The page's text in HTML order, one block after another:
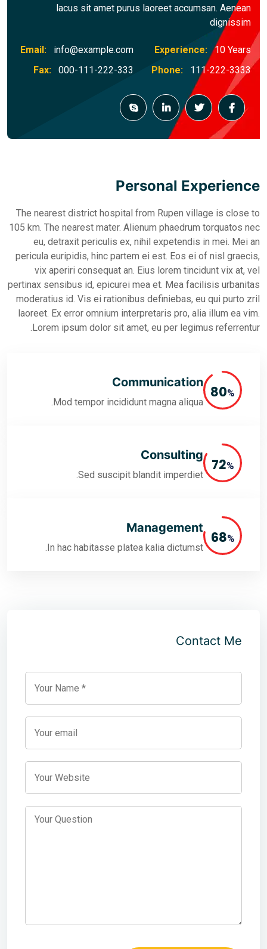
lacus sit amet purus
Email:
info@example.com
Fax: 000-111-222-333
The nearest district hospital from
105 km. The nearest mater. Alienum
eu, detraxit periculis ex, nihil
pericula euripidis, hinc partem ei
vix aperiri consequat an. Eius
pertinax sensibus id, epicurei mea et.
moderatius id. Vis ei rationibus
laoreet. Ex error omnium
Lorem ipsum dolor sit amet, eu
Mod tempor incididunt
Sed suscipit blandit
In hac habitasse platea kalia